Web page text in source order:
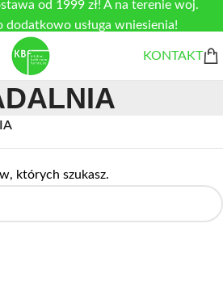
od 1999 zł! A na terenie woj.
dodatkowo usługa wniesienia!
KONTAKT
których szukasz.